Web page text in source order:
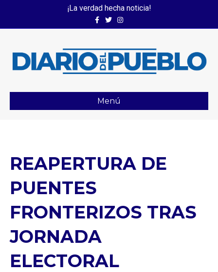
¡La verdad hecha noticia!
FacebookTwitterInstagram
Menú
REAPERTURA DE
PUENTES
FRONTERIZOS TRAS
JORNADA
ELECTORAL